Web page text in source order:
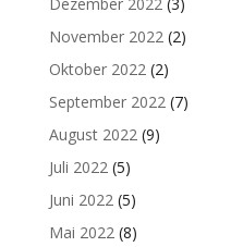
November 2022(2)
Oktober 2022(2)
September 2022(7)
August 2022(9)
Juli 2022(5)
Juni 2022(5)
Mai 2022(8)